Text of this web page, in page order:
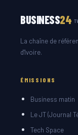
BUSINESS24 TV
La chaîne de
d'Ivoire.
ÉMISSIONS
Business matin
Le JT (Journal
Tech Space